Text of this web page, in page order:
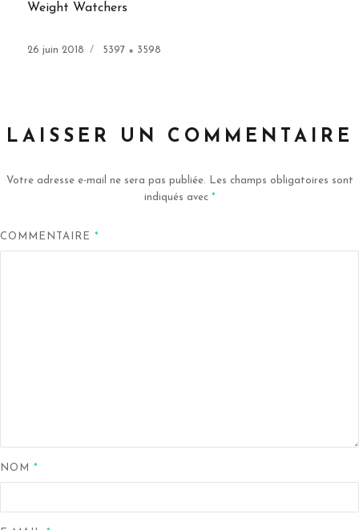
Weight Watchers
Publié
26 juin 2018
Taille
5397 × 3598
LAISSER UN COMMENTAIRE
Votre adresse e-mail ne sera pas publiée.
Les champs obligatoires sont
indiqués avec *
COMMENTAIRE *
NOM *